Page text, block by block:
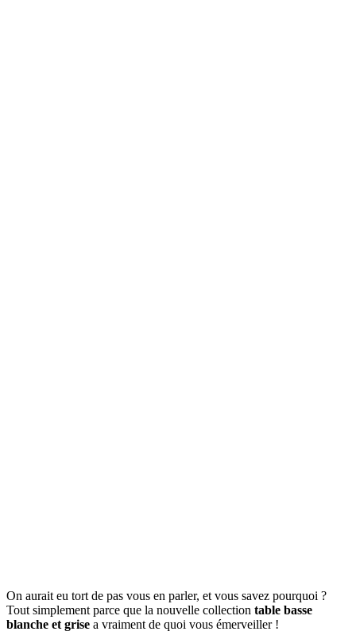
On aurait eu tort de pas vous en parler, et vous savez pourquoi ?
Tout simplement parce que la nouvelle collection table basse
blanche et grise a vraiment de quoi vous émerveiller !